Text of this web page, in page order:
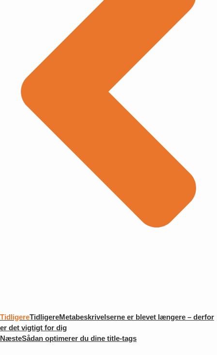
TidligereTidligereMetabeskrivelserne er blevet længere – derfor
er det vigtigt for dig
NæsteSådan optimerer du dine title-tags